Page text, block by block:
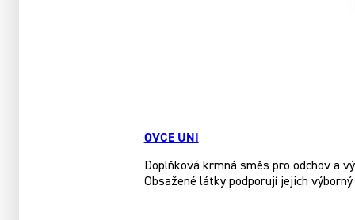
OVCE UNI
Doplňková krmná směs pro odchov a
Obsažené látky podporují jejich